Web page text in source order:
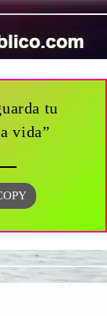
tu
vida”